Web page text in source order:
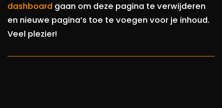
dashboard gaan om deze pagina te verwijderen
en nieuwe pagina’s toe te voegen voor je inhoud.
Veel plezier!